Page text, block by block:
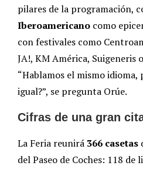
pilares de la programación,
Iberoamericano como
con festivales como
JA!, KM América, Suigeneris
“Hablamos el mismo idioma,
igual?”, se pregunta Orúe.
Cifras de una gran
La Feria reunirá 366 casetas
del Paseo de Coches: 118 de